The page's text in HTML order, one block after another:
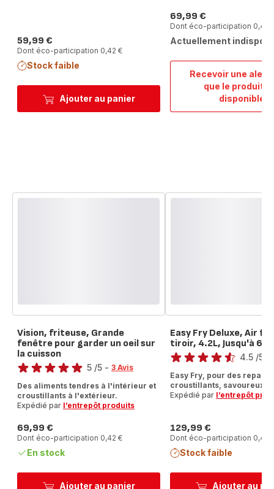
Ajouter au panier
Prix
59,99 €
Dont éco-participation 0,42 €
Stock faible
Recevoir une
que le produit
disponible
Prix
69,99 €
Dont éco-participation 0,40
Actuellement
Ajouter au panier
Vision, friteuse, Grande
fenêtre pour garder un oeil sur
la cuisson
Note
5
étoiles
5 /5 - 3 Avis
Des aliments tendres à l'intérieur et
croustillants à l'extérieur.
Expédié par l’entrepôt produits
Prix
69,99 €
Dont éco-participation 0,42 €
En stock
Ajouter au
Easy Fry Deluxe, Air
tiroir, 4.2L, Jusqu'à 6
Note
4.5 /5
Easy Fry, pour des repas
croustillants, savoureux !
Expédié par l’entrepôt
Prix
129,99 €
Dont éco-participation 0,42
Stock faible